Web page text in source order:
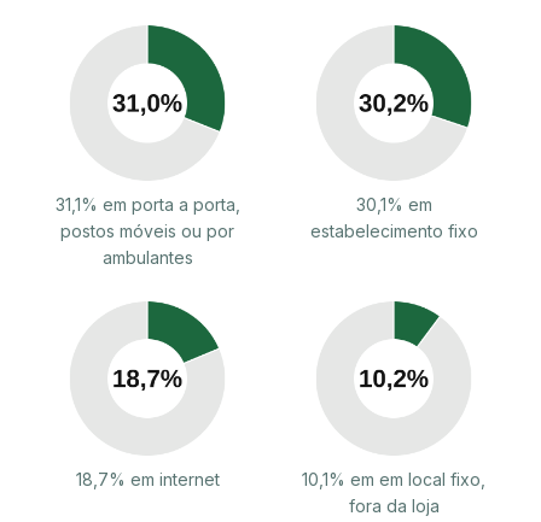
31,1% em porta a porta,
postos móveis ou por
ambulantes
30,1% em
estabelecimento fixo
18,7% em internet
10,1% em em local fixo,
fora da loja